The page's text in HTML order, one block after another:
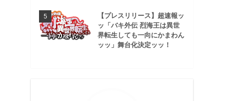
【プレスリリース】超速報ッ
ッ「バキ外伝 烈海王は異世
界転生しても一向にかまわん
ッッ」舞台化決定ッッ！